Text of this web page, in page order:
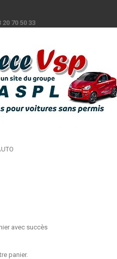
20 70 50 33
avec succès
panier.